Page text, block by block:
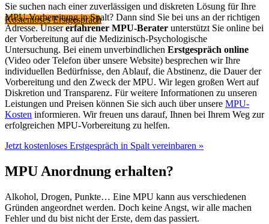
Kostenloses Erstgespräch
Sie suchen nach einer zuverlässigen und diskreten Lösung für Ihre
MPU-Vorbereitung in Spalt? Dann sind Sie bei uns an der richtigen
Adresse. Unsererfahrener MPU-Berater unterstützt Sie online bei
der Vorbereitung auf die Medizinisch-Psychologische
Untersuchung. Bei einem unverbindlichen Erstgespräch online
(Video oder Telefon über unsere Website) besprechen wir Ihre
individuellen Bedürfnisse, den Ablauf, die Abstinenz, die Dauer der
Vorbereitung und den Zweck der MPU. Wir legen großen Wert auf
Diskretion und Transparenz. Für weitere Informationen zu unseren
Leistungen und Preisen können Sie sich auch über unsere MPU-
Kosten informieren. Wir freuen uns darauf, Ihnen bei Ihrem Weg zur
erfolgreichen MPU-Vorbereitung zu helfen.
Jetzt kostenloses Erstgespräch in Spalt vereinbaren »
MPU Anordnung erhalten?
Alkohol, Drogen, Punkte… Eine MPU kann aus verschiedenen
Gründen angeordnet werden. Doch keine Angst, wir alle machen
Fehler und du bist nicht der Erste, dem das passiert.